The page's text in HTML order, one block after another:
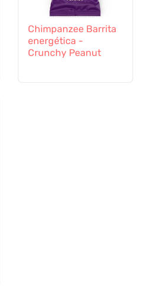
Chimpanzee Barrita
energética -
Crunchy Peanut